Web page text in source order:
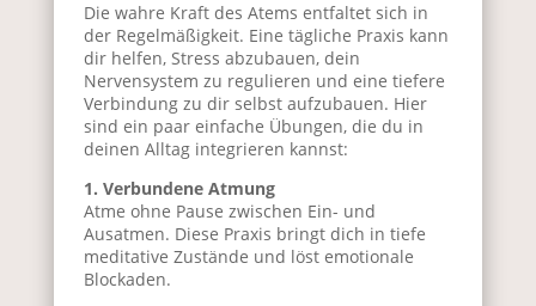
Die wahre Kraft des Atems entfaltet sich in
der Regelmäßigkeit. Eine tägliche Praxis kann
dir helfen, Stress abzubauen, dein
Nervensystem zu regulieren und eine tiefere
Verbindung zu dir selbst aufzubauen. Hier
sind ein paar einfache Übungen, die du in
deinen Alltag integrieren kannst:
1. Verbundene Atmung
Atme ohne Pause zwischen Ein- und
Ausatmen. Diese Praxis bringt dich in tiefe
meditative Zustände und löst emotionale
Blockaden.